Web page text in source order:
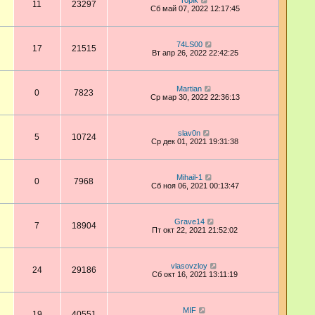
11 23297
Сб май 07, 2022 12:17:45
17 21515
74LS00
Вт апр 26, 2022 22:42:25
0 7823
Martian
Ср мар 30, 2022 22:36:13
5 10724
slav0n
Ср дек 01, 2021 19:31:38
0 7968
Mihail-1
Сб ноя 06, 2021 00:13:47
7 18904
Grave14
Пт окт 22, 2021 21:52:02
24 29186
vlasovzloy
Сб окт 16, 2021 13:11:19
MIF